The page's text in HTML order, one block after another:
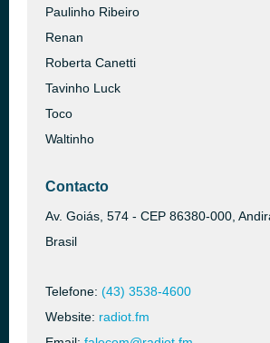
Paulinho Ribeiro
Renan
Roberta Canetti
Tavinho Luck
Toco
Waltinho
Contacto
Av. Goiás, 574 - CEP 86380-000,
Brasil
Telefone: (43) 3538-4600
Website: radiot.fm